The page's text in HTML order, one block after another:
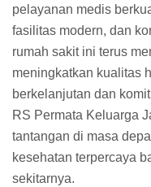
pelayanan medis
fasilitas modern, dan
rumah sakit ini terus
meningkatkan kualitas
berkelanjutan dan
RS Permata Keluarga
tantangan di masa
kesehatan terpercaya
sekitarnya.